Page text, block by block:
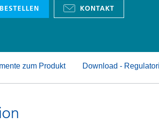
Inkjet Inks
KONTAKT
zum Produkt Download -